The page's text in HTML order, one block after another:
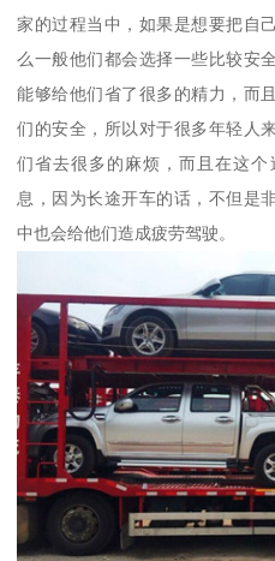
家的过程当中，如果是想要把自
么一般他们都会选择一些比较安
能够给他们省了很多的精力，而
们的安全，所以对于很多年轻人
们省去很多的麻烦，而且在这
息，因为长途开车的话，不但是
中也会给他们造成疲劳驾驶。